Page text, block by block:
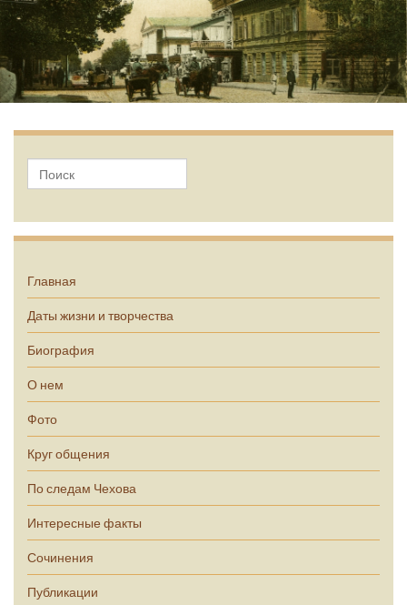
Главная
Даты жизни и творчества
Биография
О нем
Фото
Круг общения
По следам Чехова
Интересные факты
Сочинения
Публикации